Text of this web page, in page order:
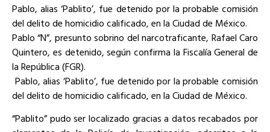
Pablo, alias ‘Pablito’, fue detenido por la probable comisión
del delito de homicidio calificado, en la Ciudad de México.
Pablo “N”, presunto sobrino del narcotraficante, Rafael Caro
Quintero, es detenido, según confirma la Fiscalía General de
la República (FGR).
Pablo, alias ‘Pablito’, fue detenido por la probable comisión
del delito de homicidio calificado, en la Ciudad de México.
“Pablito” pudo ser localizado gracias a datos recabados por